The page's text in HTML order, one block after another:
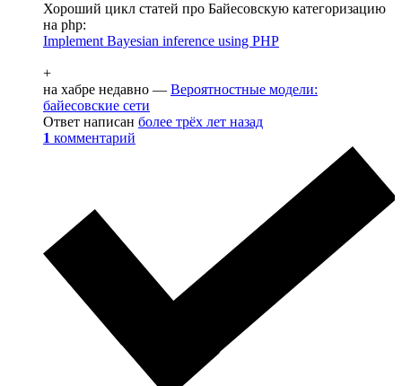
Хороший цикл статей про Байесовскую категоризацию
на php:
Implement Bayesian inference using PHP
+
на хабре недавно — Вероятностные модели:
байесовские сети
Ответ написан более трёх лет назад
1 комментарий